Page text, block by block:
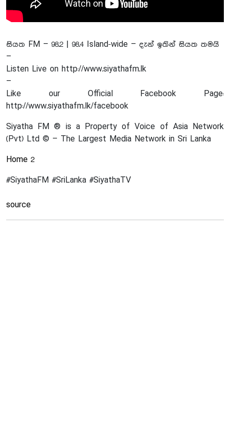
සියත FM – 98.2 | 98.4 Island-wide – දැන් ඉතින් සියත තමයි
–
Listen Live on http://www.siyathafm.lk
–
Like our Official Facebook Page:
http://www.siyathafm.lk/facebook
Siyatha FM ® is a Property of Voice of Asia Network
(Pvt) Ltd © – The Largest Media Network in Sri Lanka
Home 2
#SiyathaFM #SriLanka #SiyathaTV
source